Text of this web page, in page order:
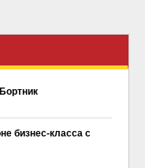
бизнес-класса с